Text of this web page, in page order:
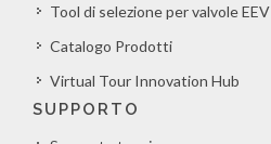
Tool di selezione per valvole EEV
Catalogo Prodotti
Virtual Tour Innovation Hub
SUPPORTO